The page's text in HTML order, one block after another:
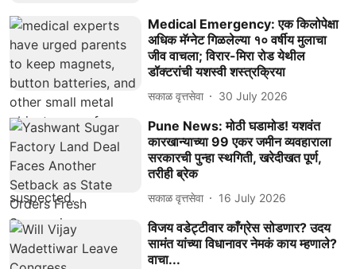
Medical Emergency: एक किलोपेक्षा
अधिक मॅग्नेट गिळलेल्या १० वर्षीय मुलाचा
जीव वाचला; विरार-मिरा रोड येथील
डॉक्टरांची यशस्वी शस्त्रक्रिया
सकाळ वृत्तसेवा 30 July 2026
Pune News: मोठी घडामोड! यशवंत
कारखान्याच्या 99 एकर जमीन व्यवहाराला
सरकारची पुन्हा स्थगिती, खरेदीखत पूर्ण,
तरीही ब्रेक
सकाळ वृत्तसेवा 16 July 2026
विजय वडेट्टीवार काँग्रेस सोडणार? उदय
सामंत यांच्या विधानावर नेमकं काय म्हणाले?
वाचा...